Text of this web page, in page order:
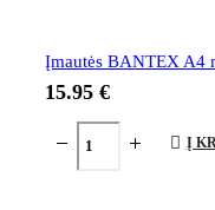
Įmautės BANTEX A4
15.95 €
Į